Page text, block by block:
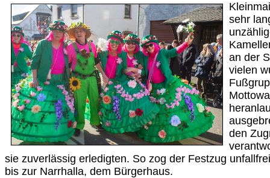
sehr
an der
vielen
den
sie zuverlässig erledigten. So zog der Festzug
bis zur Narrhalla, dem Bürgerhaus.